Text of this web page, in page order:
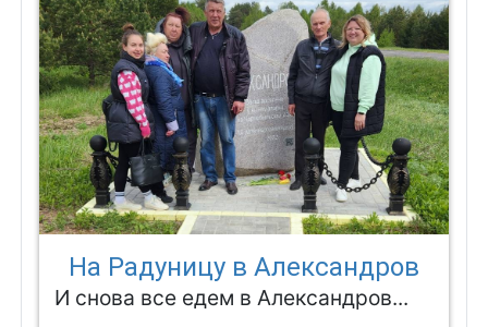
На Радуницу в Александров
И снова все едем в Александров...